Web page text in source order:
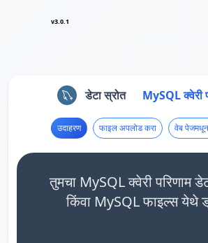
v3.0.1
डेटा स्रोत MySQL क्वेरी
उदाहरण फाइल अपलोड करा वेब
तुमचा MySQL क्वेरी परिणाम
किंवा MySQL फाइल्स येथे